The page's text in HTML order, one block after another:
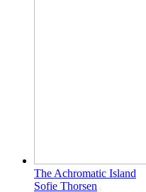
The Achromatic Island
Sofie Thorsen